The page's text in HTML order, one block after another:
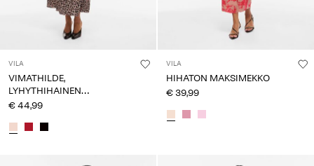
VILA
VIMATHILDE,
LYHYTHIHAINEN
MAKSIMEKKO
€ 44,99
VILA
HIHATON MAKSIMEKKO
€ 39,99